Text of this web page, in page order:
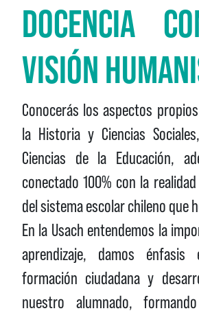
DOCENCIA
VISIÓN
Conocerás los aspectos
la Historia y Ciencias
Ciencias de la Educación,
conectado 100% con la
del sistema escolar chileno que
En la Usach entendemos la
aprendizaje, damos
formación ciudadana y
nuestro alumnado,